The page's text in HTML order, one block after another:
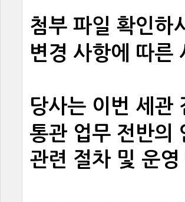
첨부파일확인하
변경사항에따른
당사는이번세관
통관업무전반의
관련절차및운영